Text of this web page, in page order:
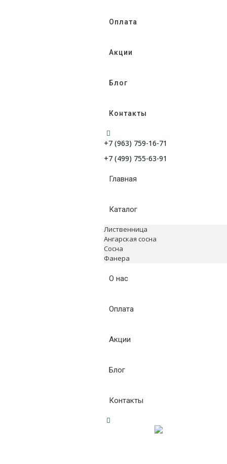
Оплата
Акции
Блог
Контакты
+7 (963) 759-16-71
+7 (499) 755-63-91
Главная
Каталог
Лиственница
Ангарская сосна
Сосна
Фанера
О нас
Оплата
Акции
Блог
Контакты